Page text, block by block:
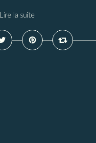
Lire la suite